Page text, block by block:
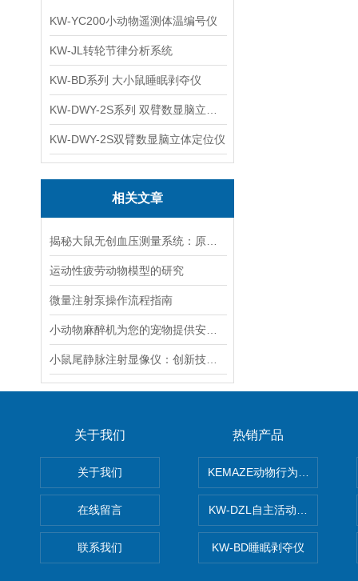
KW-YC200小动物遥测体温编号仪
KW-JL转轮节律分析系统
KW-BD系列 大小鼠睡眠剥夺仪
KW-DWY-2S双臂数显脑立体定位仪
相关文章
运动性疲劳动物模型的研究
微量注射泵操作流程指南
关于我们
关于我们
在线留言
联系我们
热销产品
KEMAZE动物行为学分析系统
KW-DZL自主活动转轮系统
KW-BD睡眠剥夺仪